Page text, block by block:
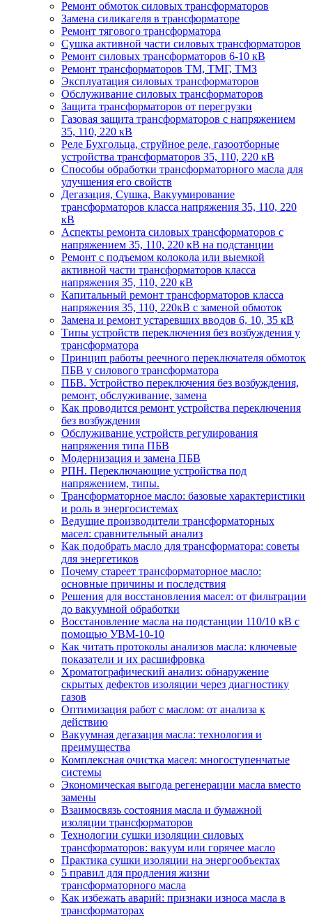
Ремонт обмоток силовых трансформаторов
Замена силикагеля в трансформаторе
Ремонт тягового трансформатора
Сушка активной части силовых трансформаторов
Ремонт силовых трансформаторов 6-10 кВ
Ремонт трансформаторов ТМ, ТМГ, ТМЗ
Эксплуатация силовых трансформаторов
Обслуживание силовых трансформаторов
Защита трансформаторов от перегрузки
Газовая защита трансформаторов с напряжением
35, 110, 220 кВ
Реле Бухгольца, струйное реле, газоотборные
устройства трансформаторов 35, 110, 220 кВ
Способы обработки трансформаторного масла для
улучшения его свойств
Дегазация, Сушка, Вакуумирование
трансформаторов класса напряжения 35, 110, 220
кВ
Аспекты ремонта силовых трансформаторов с
напряжением 35, 110, 220 кВ на подстанции
Ремонт с подъемом колокола или выемкой
активной части трансформаторов класса
напряжения 35, 110, 220 кВ
Капитальный ремонт трансформаторов класса
напряжения 35, 110, 220кВ с заменой обмоток
Замена и ремонт устаревших вводов 6, 10, 35 кВ
Типы устройств переключения без возбуждения у
трансформатора
Принцип работы реечного переключателя обмоток
ПБВ у силового трансформатора
ПБВ. Устройство переключения без возбуждения,
ремонт, обслуживание, замена
Как проводится ремонт устройства переключения
без возбуждения
Обслуживание устройств регулирования
напряжения типа ПБВ
Модернизация и замена ПБВ
РПН. Переключающие устройства под
напряжением, типы.
Трансформаторное масло: базовые характеристики
и роль в энергосистемах
Ведущие производители трансформаторных
масел: сравнительный анализ
Как подобрать масло для трансформатора: советы
для энергетиков
Почему стареет трансформаторное масло:
основные причины и последствия
Решения для восстановления масел: от фильтрации
до вакуумной обработки
Восстановление масла на подстанции 110/10 кВ с
помощью УВМ-10-10
Как читать протоколы анализов масла: ключевые
показатели и их расшифровка
Хроматографический анализ: обнаружение
скрытых дефектов изоляции через диагностику
газов
Оптимизация работ с маслом: от анализа к
действию
Вакуумная дегазация масла: технология и
преимущества
Комплексная очистка масел: многоступенчатые
системы
Экономическая выгода регенерации масла вместо
замены
Взаимосвязь состояния масла и бумажной
изоляции трансформаторов
Технологии сушки изоляции силовых
трансформаторов: вакуум или горячее масло
Практика сушки изоляции на энергообъектах
5 правил для продления жизни
трансформаторного масла
Как избежать аварий: признаки износа масла в
трансформаторах